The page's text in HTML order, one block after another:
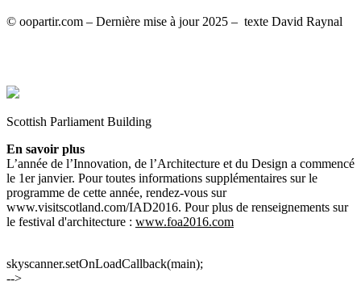
© oopartir.com – Dernière mise à jour 2025 – texte David Raynal
Scottish Parliament Building
En savoir plus
L’année de l’Innovation, de l’Architecture et du Design a commencé
le 1er janvier. Pour toutes informations supplémentaires sur le
programme de cette année, rendez-vous sur
www.visitscotland.com/IAD2016. Pour plus de renseignements sur
le festival d'architecture : www.foa2016.com
skyscanner.setOnLoadCallback(main);
-->